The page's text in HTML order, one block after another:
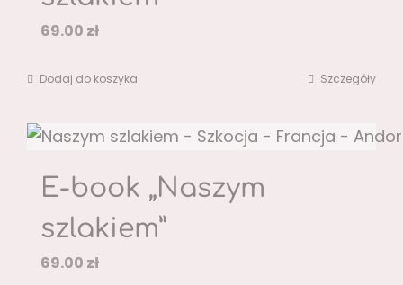
69.00 zł
Dodaj do koszyka Szczegóły
E-book „Naszym
szlakiem”
69.00 zł